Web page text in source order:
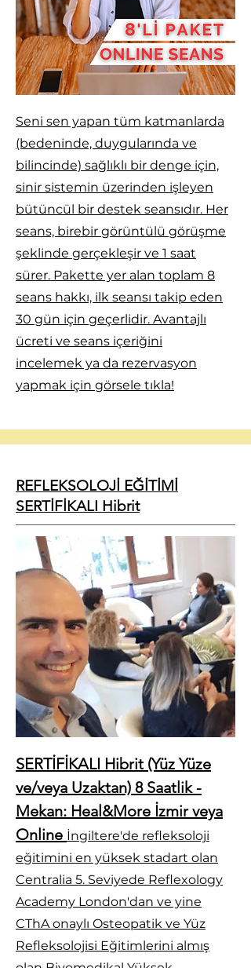
Seni sen yapan tüm katmanlarda
(bedeninde, duygularında ve
bilincinde) sağlıklı bir denge için,
sinir sistemin üzerinden işleyen
bütüncül bir destek seansıdır. Her
seans, birebir görüntülü görüşme
şeklinde gerçekleşir ve 1 saat
sürer. Pakette yer alan toplam 8
seans hakkı, ilk seansı takip eden
30 gün için geçerlidir. Avantajlı
ücreti ve seans içeriğini
incelemek ya da rezervasyon
yapmak için görsele tıkla!
REFLEKSOLOJİ EĞİTİMİ
SERTİFİKALI Hibrit
SERTİFİKALI Hibrit (Yüz Yüze
ve/veya Uzaktan) 8 Saatlik -
Mekan: Heal&More İzmir veya
Online İngiltere'de refleksoloji
eğitimini en yüksek stadart olan
Centralia 5. Seviyede Reflexology
Academy London'dan ve yine
CThA onaylı Osteopatik ve Yüz
Refleksolojisi Eğitimlerini almış